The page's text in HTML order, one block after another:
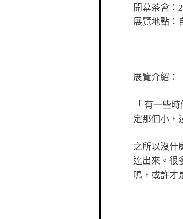
開幕茶會
展覽地點：
展覽介紹：
「 有一些
定那個小，
之所以沒什
達出來。很
鳴，或許才